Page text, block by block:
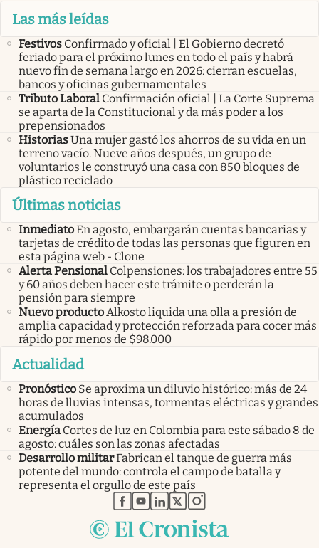
Las más leídas
Festivos Confirmado y oficial | El Gobierno decretó
feriado para el próximo lunes en todo el país y habrá
nuevo fin de semana largo en 2026: cierran escuelas,
bancos y oficinas gubernamentales
Tributo Laboral Confirmación oficial | La Corte Suprema
se aparta de la Constitucional y da más poder a los
prepensionados
HistoriasUna mujer gastó los ahorros de su vida en un
terreno vacío. Nueve años después, un grupo de
voluntarios le construyó una casa con 850 bloques de
plástico reciclado
Últimas noticias
InmediatoEn agosto, embargarán cuentas bancarias y
tarjetas de crédito de todas las personas que figuren en
esta página web - Clone
Alerta Pensional Colpensiones: los trabajadores entre 55
y 60 años deben hacer este trámite o perderán la
pensión para siempre
Nuevo productoAlkosto liquida una olla a presión de
amplia capacidad y protección reforzada para cocer más
rápido por menos de $98.000
Actualidad
Pronóstico Se aproxima un diluvio histórico: más de 24
horas de lluvias intensas, tormentas eléctricas y grandes
acumulados
Energía Cortes de luz en Colombia para este sábado 8 de
agosto: cuáles son las zonas afectadas
Desarrollo militarFabrican el tanque de guerra más
potente del mundo: controla el campo de batalla y
representa el orgullo de este país
abre en nueva pestaña
abre en nueva pestaña
abre en nueva pestaña
abre en nueva pestaña
abre en nueva pestaña